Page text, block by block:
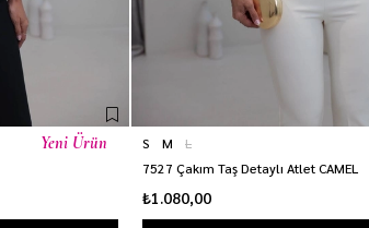
Yeni Ürün S M
L
7527 Çakım Taş Detaylı Atlet CAMEL
₺1.080,00